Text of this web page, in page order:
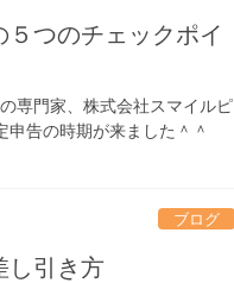
つのチェックポイ
専門家、株式会社スマイルピ
告の時期が来ました＾＾
ブログ
し引き方